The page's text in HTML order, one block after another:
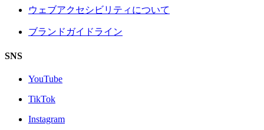
ウェブアクセシビリティについて
ブランドガイドライン
SNS
YouTube
TikTok
Instagram